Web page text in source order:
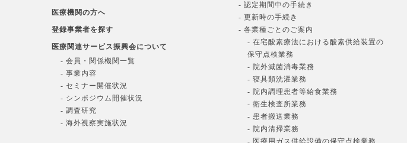
医療機関の方へ
登録事業者を探す
医療関連サービス振興会について
- 会員・関係機関一覧
- 事業内容
- セミナー開催状況
- シンポジウム開催状況
- 調査研究
- 海外視察実施状況
- 認定期間中の手続き
- 更新時の手続き
- 各業種ごとのご案内
- 在宅酸素療法における酸素供給装置の
保守点検業務
- 院外滅菌消毒業務
- 寝具類洗濯業務
- 院内調理患者等給食業務
- 衛生検査所業務
- 患者搬送業務
- 院内清掃業務
- 医療用ガス供給設備の保守点検業務